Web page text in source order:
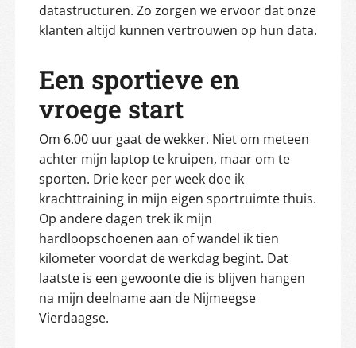
datastructuren. Zo zorgen we ervoor dat onze
klanten altijd kunnen vertrouwen op hun data.
Een sportieve en
vroege start
Om 6.00 uur gaat de wekker. Niet om meteen
achter mijn laptop te kruipen, maar om te
sporten. Drie keer per week doe ik
krachttraining in mijn eigen sportruimte thuis.
Op andere dagen trek ik mijn
hardloopschoenen aan of wandel ik tien
kilometer voordat de werkdag begint. Dat
laatste is een gewoonte die is blijven hangen
na mijn deelname aan de Nijmeegse
Vierdaagse.